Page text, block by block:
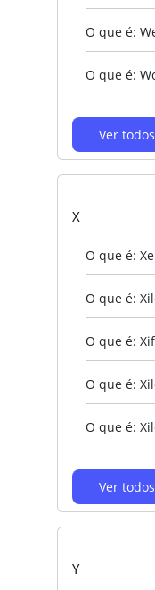
O que é:
O que é:
Ver todos
X
O que é:
O que é:
O que é:
O que é:
O que é:
Ver todos
Y